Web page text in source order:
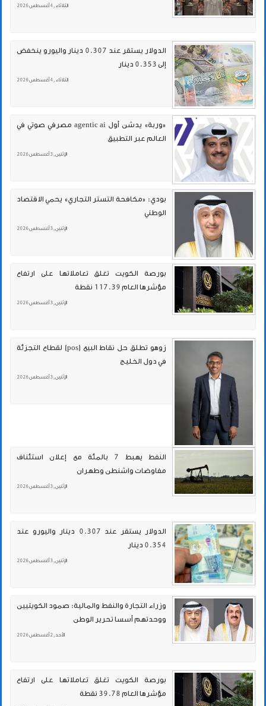
الثلاثاء , 4 أغسطس 2026
الدولار يستقر عند 0.307 دينار واليورو ينخفض
إلى 0.353 دينار
الثلاثاء , 4 أغسطس 2026
«وربة» يدشن أول agentic ai مصرفي صوتي في
العالم عبر التطبيق
الإثنين , 3 أغسطس 2026
بودي: «مكافحة التستر التجاري» يحمي الاقتصاد
الوطني
الإثنين , 3 أغسطس 2026
بورصة الكويت تغلق تعاملاتها على ارتفاع
مؤشرها العام 117.39 نقطة
الإثنين , 3 أغسطس 2026
زوهو تطلق حل نقاط البيع (pos) لقطاع التجزئة
في دول الخليج
الإثنين , 3 أغسطس 2026
النفط يهبط 7 بالمئة مع إعلان استئناف
مفاوضات واشنطن وطهران
الإثنين , 3 أغسطس 2026
الدولار يستقر عند 0.307 دينار واليورو عند
0.354 دينار
الإثنين , 3 أغسطس 2026
وزراء التجارة والنفط والمالية: صمود الكويتيين
ووحدتهم أسسا تحرير الوطن
الأحد , 2 أغسطس 2026
بورصة الكويت تغلق تعاملاتها على ارتفاع
مؤشرها العام 39.78 نقطة